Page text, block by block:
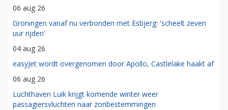
06 aug 26
Groningen vanaf nu verbonden met Esbjerg: 'scheelt zeven
uur rijden'
04 aug 26
easyJet wordt overgenomen door Apollo, Castlelake haakt af
06 aug 26
Luchthaven Luik krijgt komende winter weer
passagiersvluchten naar zonbestemmingen